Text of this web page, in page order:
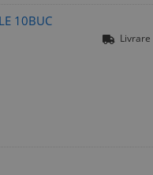
10BUC
Livrare